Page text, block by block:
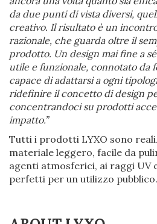
da due punti di vista diversi,
creativo. Il risultato è un
razionale, che guarda oltre il
prodotto. Un design mai fine a
utile e funzionale, connotato da
capace di adattarsi a ogni
ridefinire il concetto di design
concentrandoci su prodotti
impatto.”
Tutti i prodotti LYXO sono
materiale leggero, facile da
agenti atmosferici, ai raggi UV
perfetti per un utilizzo pubblico.